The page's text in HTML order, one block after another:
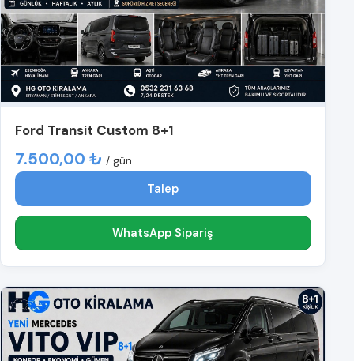
Ford Transit Custom 8+1
7.500,00 ₺ / gün
Talep
WhatsApp Sipariş